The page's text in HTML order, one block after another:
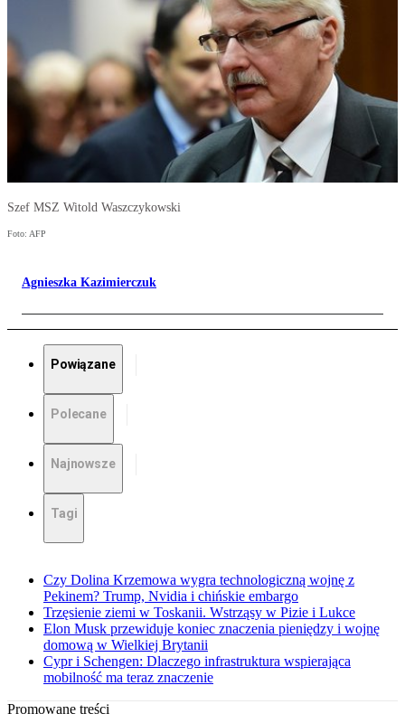
Szef MSZ Witold Waszczykowski
Foto: AFP
Agnieszka Kazimierczuk
Powiązane
Polecane
Najnowsze
Tagi
Czy Dolina Krzemowa wygra technologiczną wojnę z
Pekinem? Trump, Nvidia i chińskie embargo
Trzęsienie ziemi w Toskanii. Wstrząsy w Pizie i Lukce
Elon Musk przewiduje koniec znaczenia pieniędzy i wojnę
domową w Wielkiej Brytanii
Cypr i Schengen: Dlaczego infrastruktura wspierająca
mobilność ma teraz znaczenie
Promowane treści